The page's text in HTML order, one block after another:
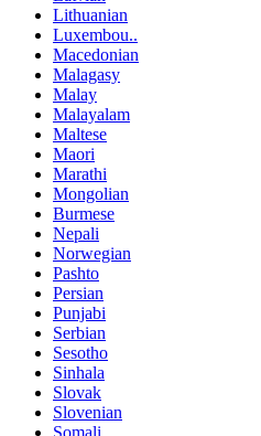
Lithuanian
Luxembou..
Macedonian
Malagasy
Malay
Malayalam
Maltese
Maori
Marathi
Mongolian
Burmese
Nepali
Norwegian
Pashto
Persian
Punjabi
Serbian
Sesotho
Sinhala
Slovak
Slovenian
Somali